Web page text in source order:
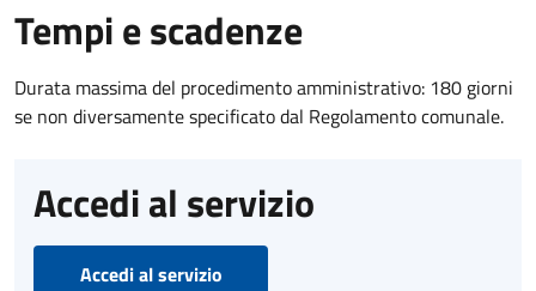
Tempi e scadenze
Durata massima del procedimento amministrativo: 180 giorni
se non diversamente specificato dal Regolamento comunale.
Accedi al servizio
Accedi al servizio